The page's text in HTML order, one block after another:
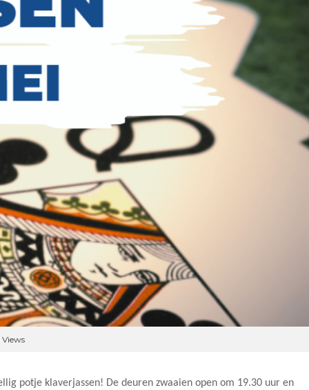
Views
potje klaverjassen! De deuren zwaaien open om 19.30 uur en